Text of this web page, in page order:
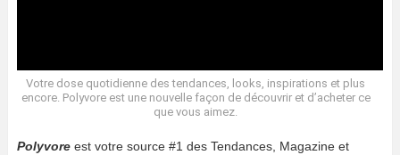
Votre dose quotidienne des tendances, looks, inspirations et plus
encore. Polyvore est une nouvelle façon de découvrir et d’acheter ce
que vous aimez.
Polyvore est votre source #1 des Tendances, Magazine et